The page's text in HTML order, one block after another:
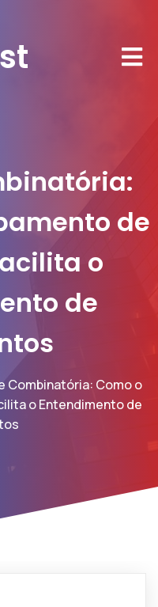
de
o
de
Combinatória: Como o
o Entendimento de